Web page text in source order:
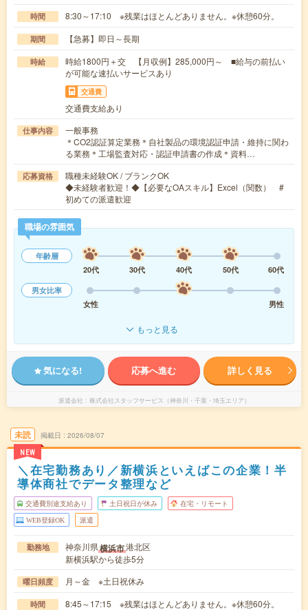
時間 8:30～17:10 ※残業はほとんどありません。※休憩60分。
期間 【急募】即日～長期
時給
時給1800円＋交 【月収例】285,000円～ ■給与の前払い
が可能な速払いサービスあり
交通費
交通費支給あり
仕事内容
一般事務
＊CO2認証算定業務＊自社製品の環境認証申請・維持に関わ
る業務＊工場監査対応・認証申請書の作成＊資料…
応募資格
職種未経験OK / ブランクOK
◆未経験者歓迎！◆【必要なOAスキル】Excel（関数） #
初めての派遣歓迎
職場の雰囲気
年齢層
20代
30代 40代 50代
60代
男女比率
女性
男性
もっと見る
気になる! 応募へ進む 詳しく見る
派遣会社 株式会社スタッフサービス（神奈川・千葉・埼玉エリア）
未読
NEW
掲載日 2026/08/07
＼在宅勤務あり／新横浜といえばこの企業！半
導体商社でデータ整理など
交通費別途支給あり 土日祝日が休み 在宅・リモート
WEB登録OK 派遣
勤務地 神奈川県横浜市港北区
新横浜駅から徒歩5分
曜日頻度 月～金 ※土日祝休み
時間 8:45～17:15 ※残業はほとんどありません。※休憩60分。